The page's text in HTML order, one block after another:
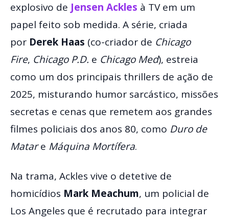
explosivo de Jensen Ackles à TV em um
papel feito sob medida. A série, criada
por Derek Haas (co-criador de Chicago
Fire, Chicago P.D. e Chicago Med), estreia
como um dos principais thrillers de ação de
2025, misturando humor sarcástico, missões
secretas e cenas que remetem aos grandes
filmes policiais dos anos 80, como Duro de
Matare Máquina Mortífera.
Na trama, Ackles vive o detetive de
homicídios Mark Meachum, um policial de
Los Angeles que é recrutado para integrar